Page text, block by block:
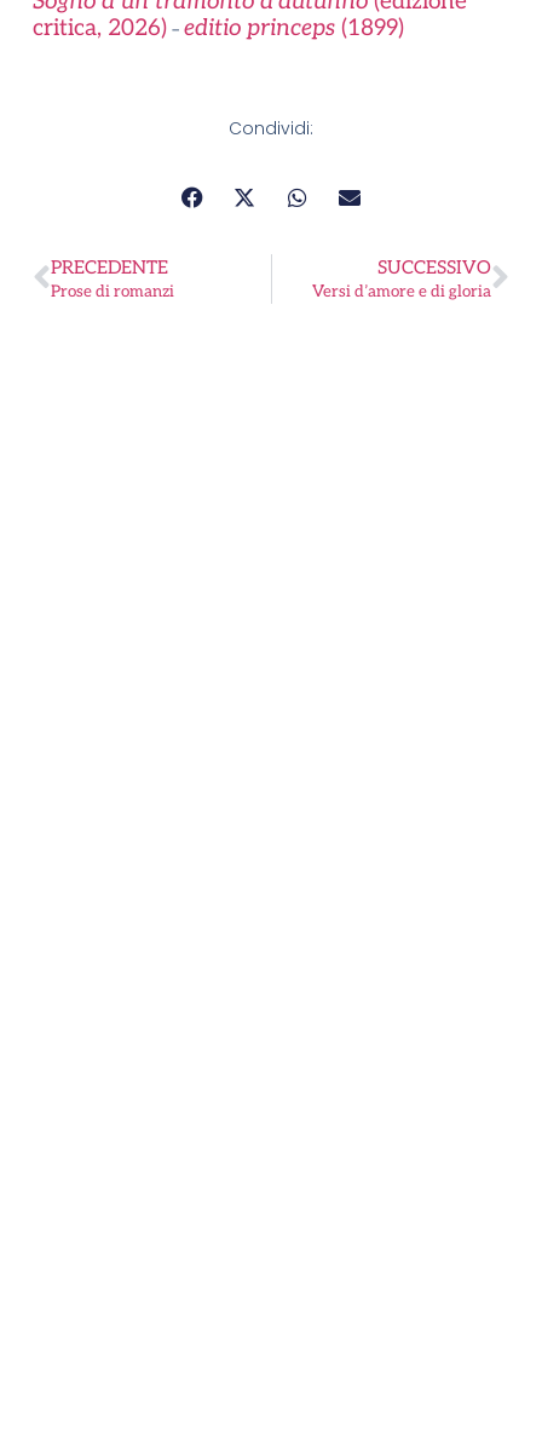
critica, 2026)– editio princeps(1899)
Condividi:
PRECEDENTE
Prose di romanzi
SUCCESSIVO
Versi d’amore e di gloria